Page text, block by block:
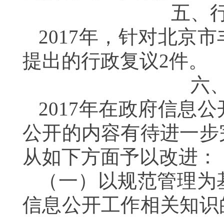
五、
2017年，针对北京
提出的行政复议2件。
六
2017年在政府信息
公开的内容有待进一
从如下方面予以改进：
（一）以规范管理
信息公开工作相关知